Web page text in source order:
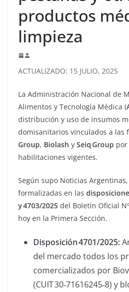
productos
limpieza
ACTUALIZADO: 15 JULIO, 2025
La Administración Nacional de
Alimentos y Tecnología Médica (
distribución y uso de insumos
domisanitarios vinculados a las
Group, Biolash y Seiq Group
habilitaciones vigentes.
Según supo Noticias
formalizadas en las
y 4703/2025 del Boletín Oficial
hoy en la Primera Sección.
Disposición 4701/2025:
del mercado todos los
comercializados por
(CUIT 30‑71616245‑8) y